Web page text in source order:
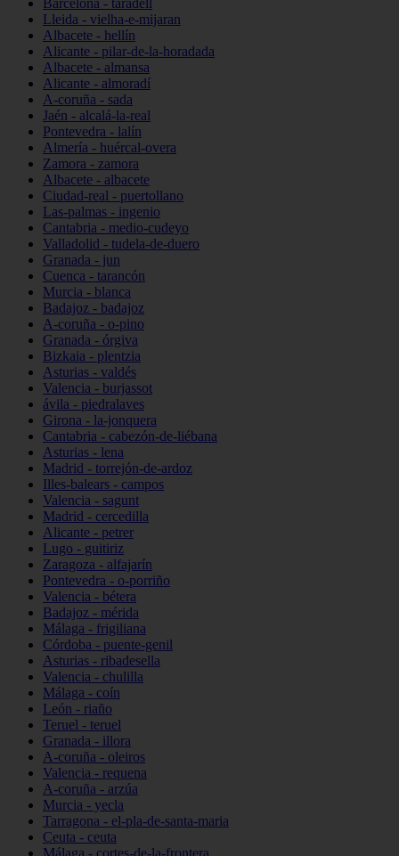
Barcelona - taradell
Lleida - vielha-e-mijaran
Albacete - hellín
Alicante - pilar-de-la-horadada
Albacete - almansa
Alicante - almoradí
A-coruña - sada
Jaén - alcalá-la-real
Pontevedra - lalín
Almería - huércal-overa
Zamora - zamora
Albacete - albacete
Ciudad-real - puertollano
Las-palmas - ingenio
Cantabria - medio-cudeyo
Valladolid - tudela-de-duero
Granada - jun
Cuenca - tarancón
Murcia - blanca
Badajoz - badajoz
A-coruña - o-pino
Granada - órgiva
Bizkaia - plentzia
Asturias - valdés
Valencia - burjassot
ávila - piedralaves
Girona - la-jonquera
Cantabria - cabezón-de-liébana
Asturias - lena
Madrid - torrejón-de-ardoz
Illes-balears - campos
Valencia - sagunt
Madrid - cercedilla
Alicante - petrer
Lugo - guitiriz
Zaragoza - alfajarín
Pontevedra - o-porriño
Valencia - bétera
Badajoz - mérida
Málaga - frigiliana
Córdoba - puente-genil
Asturias - ribadesella
Valencia - chulilla
Málaga - coín
León - riaño
Teruel - teruel
Granada - illora
A-coruña - oleiros
Valencia - requena
A-coruña - arzúa
Murcia - yecla
Tarragona - el-pla-de-santa-maria
Ceuta - ceuta
Málaga - cortes-de-la-frontera